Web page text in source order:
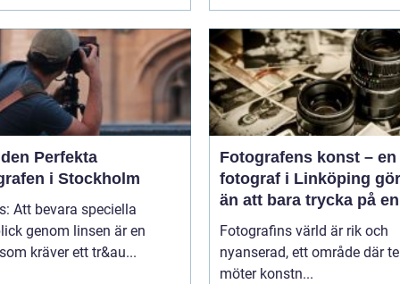
Perfekta
i Stockholm
Att bevara speciella
genom linsen är en
kräver ett tr&au...
Fotografens konst – en
fotograf i Linköping
än att bara trycka på en
knapp
Fotografins värld är rik och
nyanserad, ett område där
möter konstn...